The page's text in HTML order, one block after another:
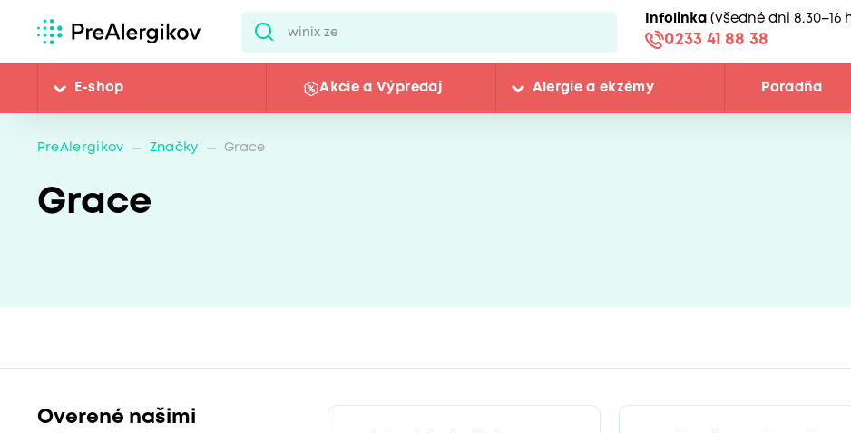
Infolinka (všedné dni 8.30–16
0233 41 88 38
E-shop Akcie a Výpredaj Alergie a ekzémy Poradňa
PreAlergikov Značky Grace
Grace
Overené našimi